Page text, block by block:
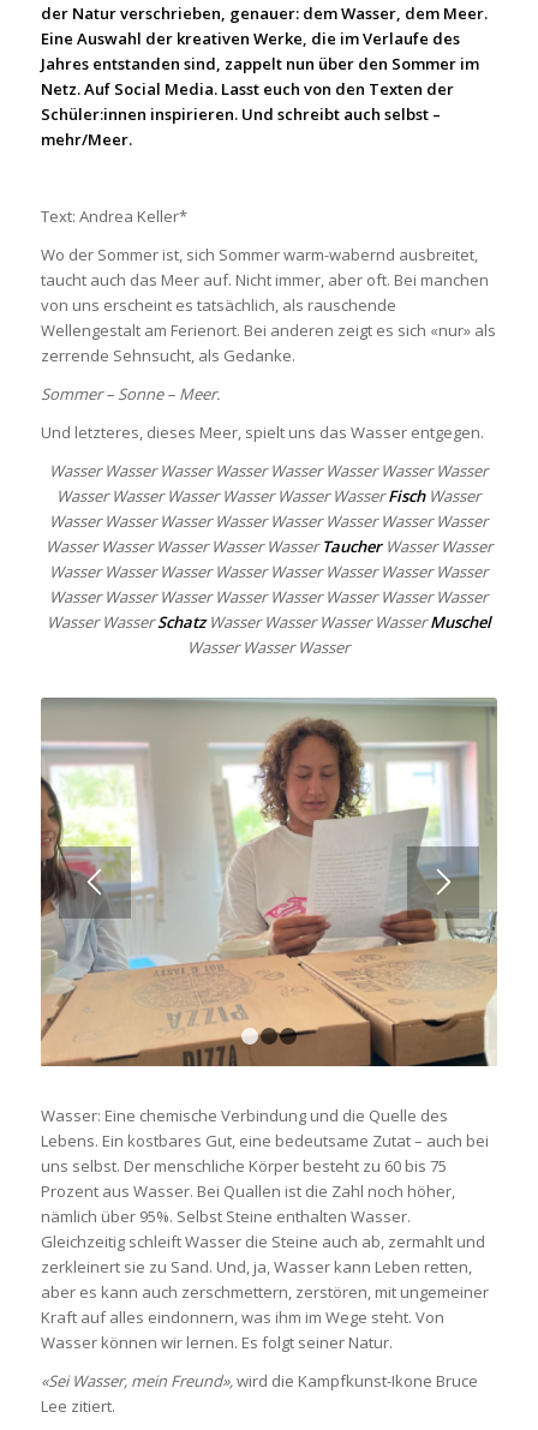
der Natur verschrieben, genauer: dem Wasser, dem Meer.
Eine Auswahl der kreativen Werke, die im Verlaufe des
Jahres entstanden sind, zappelt nun über den Sommer im
Netz. Auf Social Media. Lasst euch von den Texten der
Schüler:innen inspirieren. Und schreibt auch selbst –
mehr/Meer.
Text: Andrea Keller*
Wo der Sommer ist, sich Sommer warm-wabernd ausbreitet,
taucht auch das Meer auf. Nicht immer, aber oft. Bei manchen
von uns erscheint es tatsächlich, als rauschende
Wellengestalt am Ferienort. Bei anderen zeigt es sich «nur» als
zerrende Sehnsucht, als Gedanke.
Sommer – Sonne – Meer.
Und letzteres, dieses Meer, spielt uns das Wasser entgegen.
Wasser Wasser Wasser Wasser Wasser Wasser Wasser Wasser
Wasser Wasser Wasser Wasser Wasser WasserFischWasser
Wasser Wasser Wasser Wasser Wasser Wasser Wasser Wasser
Wasser Wasser Wasser Wasser WasserTaucherWasser Wasser
Wasser Wasser Wasser Wasser Wasser Wasser Wasser Wasser
Wasser Wasser Wasser Wasser Wasser Wasser Wasser Wasser
Wasser WasserSchatzWasser Wasser Wasser WasserMuschel
Wasser Wasser Wasser
1
Wasser: Eine chemische Verbindung und die Quelle des
Lebens. Ein kostbares Gut, eine bedeutsame Zutat – auch bei
uns selbst. Der menschliche Körper besteht zu 60 bis 75
Prozent aus Wasser. Bei Quallen ist die Zahl noch höher,
nämlich über 95%. Selbst Steine enthalten Wasser.
Gleichzeitig schleift Wasser die Steine auch ab, zermahlt und
zerkleinert sie zu Sand. Und, ja, Wasser kann Leben retten,
aber es kann auch zerschmettern, zerstören, mit ungemeiner
Kraft auf alles eindonnern, was ihm im Wege steht. Von
Wasser können wir lernen. Es folgt seiner Natur.
«Sei Wasser, mein Freund»,wird die Kampfkunst-Ikone Bruce
Lee zitiert.